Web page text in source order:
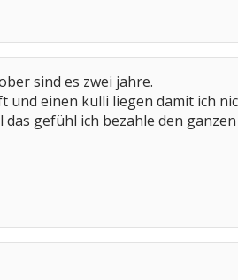
sind es zwei jahre.
einen kulli liegen damit ich
gefühl ich bezahle den